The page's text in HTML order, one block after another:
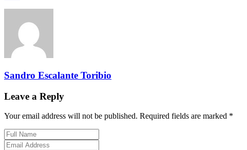
Sandro Escalante Toribio
Leave a Reply
Your email address will not be published. Required fields are marked *